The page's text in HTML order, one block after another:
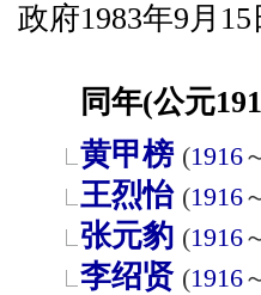
政府1983年9月
同年(公元
黄甲榜 (1916
王烈怡 (1916
张元豹 (1916
李绍贤 (1916